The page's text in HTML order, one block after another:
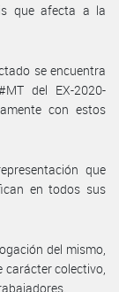
que afecta a la
se encuentra
del EX-2020-
con estos
que
en todos sus
del mismo,
carácter colectivo,